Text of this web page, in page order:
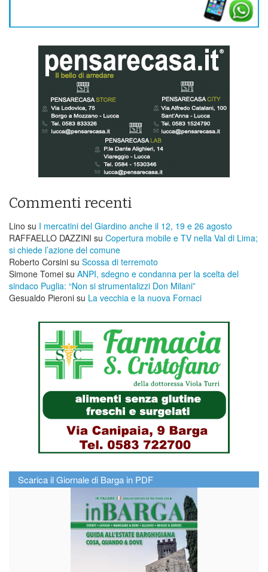
Commenti recenti
Lino su I mercatini del Giardino anche il 12, 19 e 26 agosto
RAFFAELLO DAZZINI su ​Copertura mobile e TV nella Val di Lima;
si chiede l’azione del comune
Roberto Corsini su Scossa di terremoto
Simone Tomei su ANPI, sdegno e condanna per la scelta del
sindaco Puglia: “Non si strumentalizzi Don Milani”
Gesualdo Pieroni su La vecchia e la nuova Fornaci
Scarica il Giornale di Barga in PDF